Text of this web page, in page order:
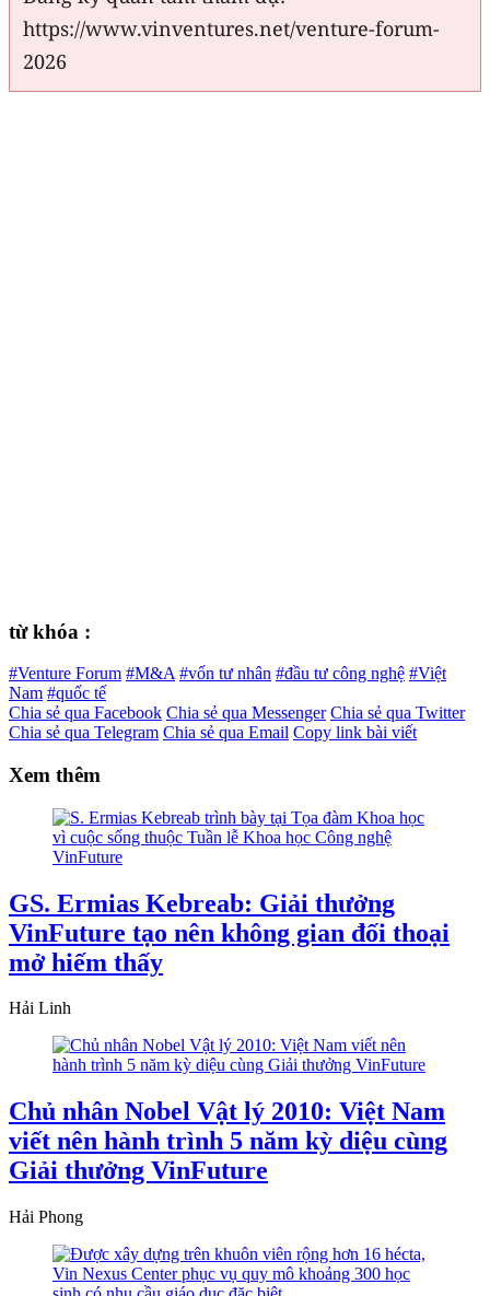
https://www.vinventures.net/venture-forum-
2026
từ khóa :
#Venture Forum #M&A #vốn tư nhân #đầu tư công nghệ #Việt
Nam #quốc tế
Chia sẻ qua Facebook Chia sẻ qua Messenger Chia sẻ qua Twitter
Chia sẻ qua Telegram Chia sẻ qua Email Copy link bài viết
Xem thêm
GS. Ermias Kebreab: Giải thưởng
VinFuture tạo nên không gian đối thoại
mở hiếm thấy
Hải Linh
Chủ nhân Nobel Vật lý 2010: Việt Nam
viết nên hành trình 5 năm kỳ diệu cùng
Giải thưởng VinFuture
Hải Phong